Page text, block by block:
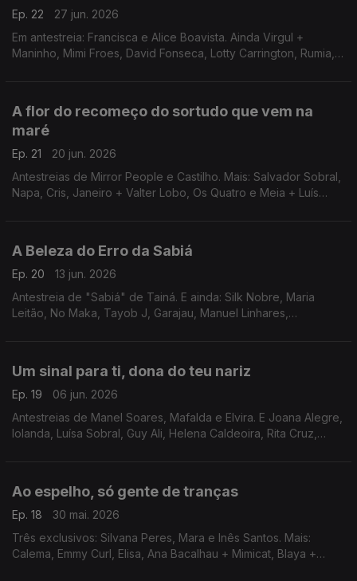
Ep. 22
27 jun. 2026
Em antestreia: Francisca e Alice Boavista. Ainda Virgul +
Maninho, Mimi Froes, David Fonseca, Lotty Carrington, Rumia,
A flor do recomeço do sortudo que vem na
maré
Ep. 21
20 jun. 2026
Antestreias de Mirror People e Castilho. Mais: Salvador Sobral,
Napa, Cris, Janeiro + Valter Lobo, Os Quatro e Meia + Luís
A Beleza do Erro da Sabiá
Ep. 20
13 jun. 2026
Antestreia de "Sabiá" de Tainá. E ainda: Silk Nobre, Maria
Leitão, No Maka, Tayob J, Garajau, Manuel Linhares,
Um sinal para ti, dona do teu nariz
Ep. 19
06 jun. 2026
Antestreias de Manel Soares, Mafalda e Elvira. E Joana Alegre,
Iolanda, Luísa Sobral, Guy Ali, Helena Caldeoira, Rita Cruz,
Ao espelho, só gente de tranças
Ep. 18
30 mai. 2026
Três exclusivos: Silvana Peres, Mara e Inês Santos. Mais:
Calema, Emmy Curl, Elisa, Ana Bacalhau + Mimicat, Blaya +